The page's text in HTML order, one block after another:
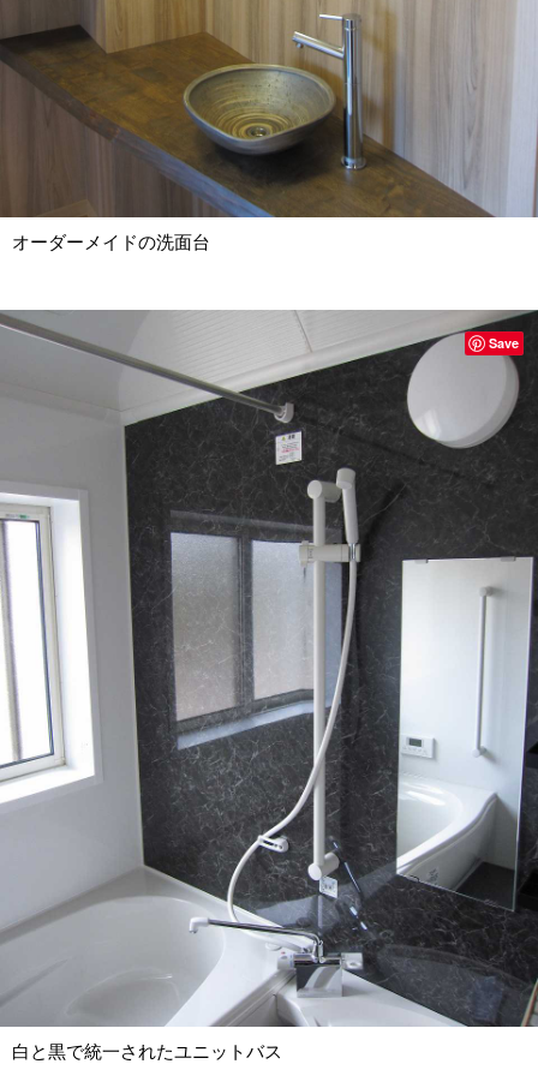
オーダーメイドの洗面台
白と黒で統一されたユニットバス
Save